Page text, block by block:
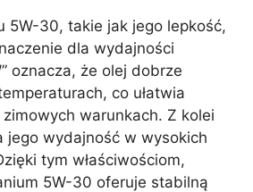
5W-30, takie jak jego lepkość,
dla wydajności
oznacza, że olej dobrze
co ułatwia
warunkach. Z kolei
jego wydajność w wysokich
tym właściwościom,
5W-30 oferuje stabilną